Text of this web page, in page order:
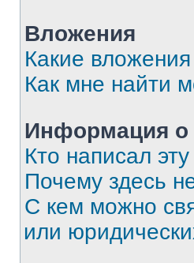
Вложения
Какие
Как мне найти
Информация о
Кто написал
Почему здесь
С кем можно
или